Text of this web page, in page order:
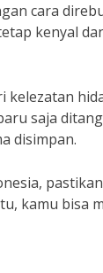
cara
kenyal
kelezatan
saja
disimpan.
kamu bisa